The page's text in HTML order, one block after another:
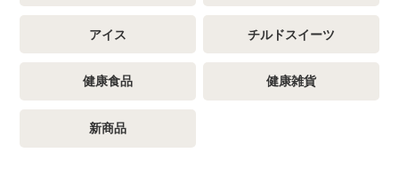
アイス チルドスイーツ
健康食品 健康雑貨
新商品